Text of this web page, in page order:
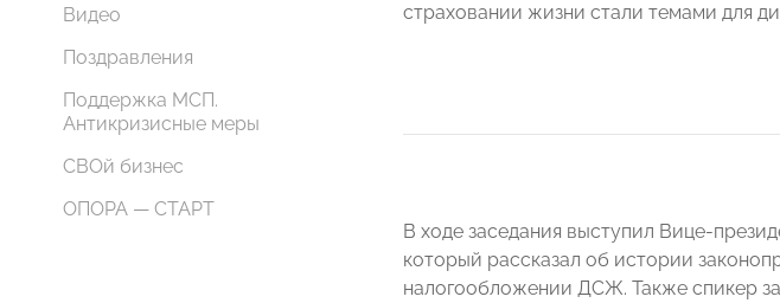
Видео
Поздравления
Поддержка МСП.
Антикризисные меры
СВОй бизнес
ОПОРА — СТАРТ
страховании жизни стали темами для
В ходе заседания выступил Вице-
который рассказал об истории
налогообложении ДСЖ. Также спикер